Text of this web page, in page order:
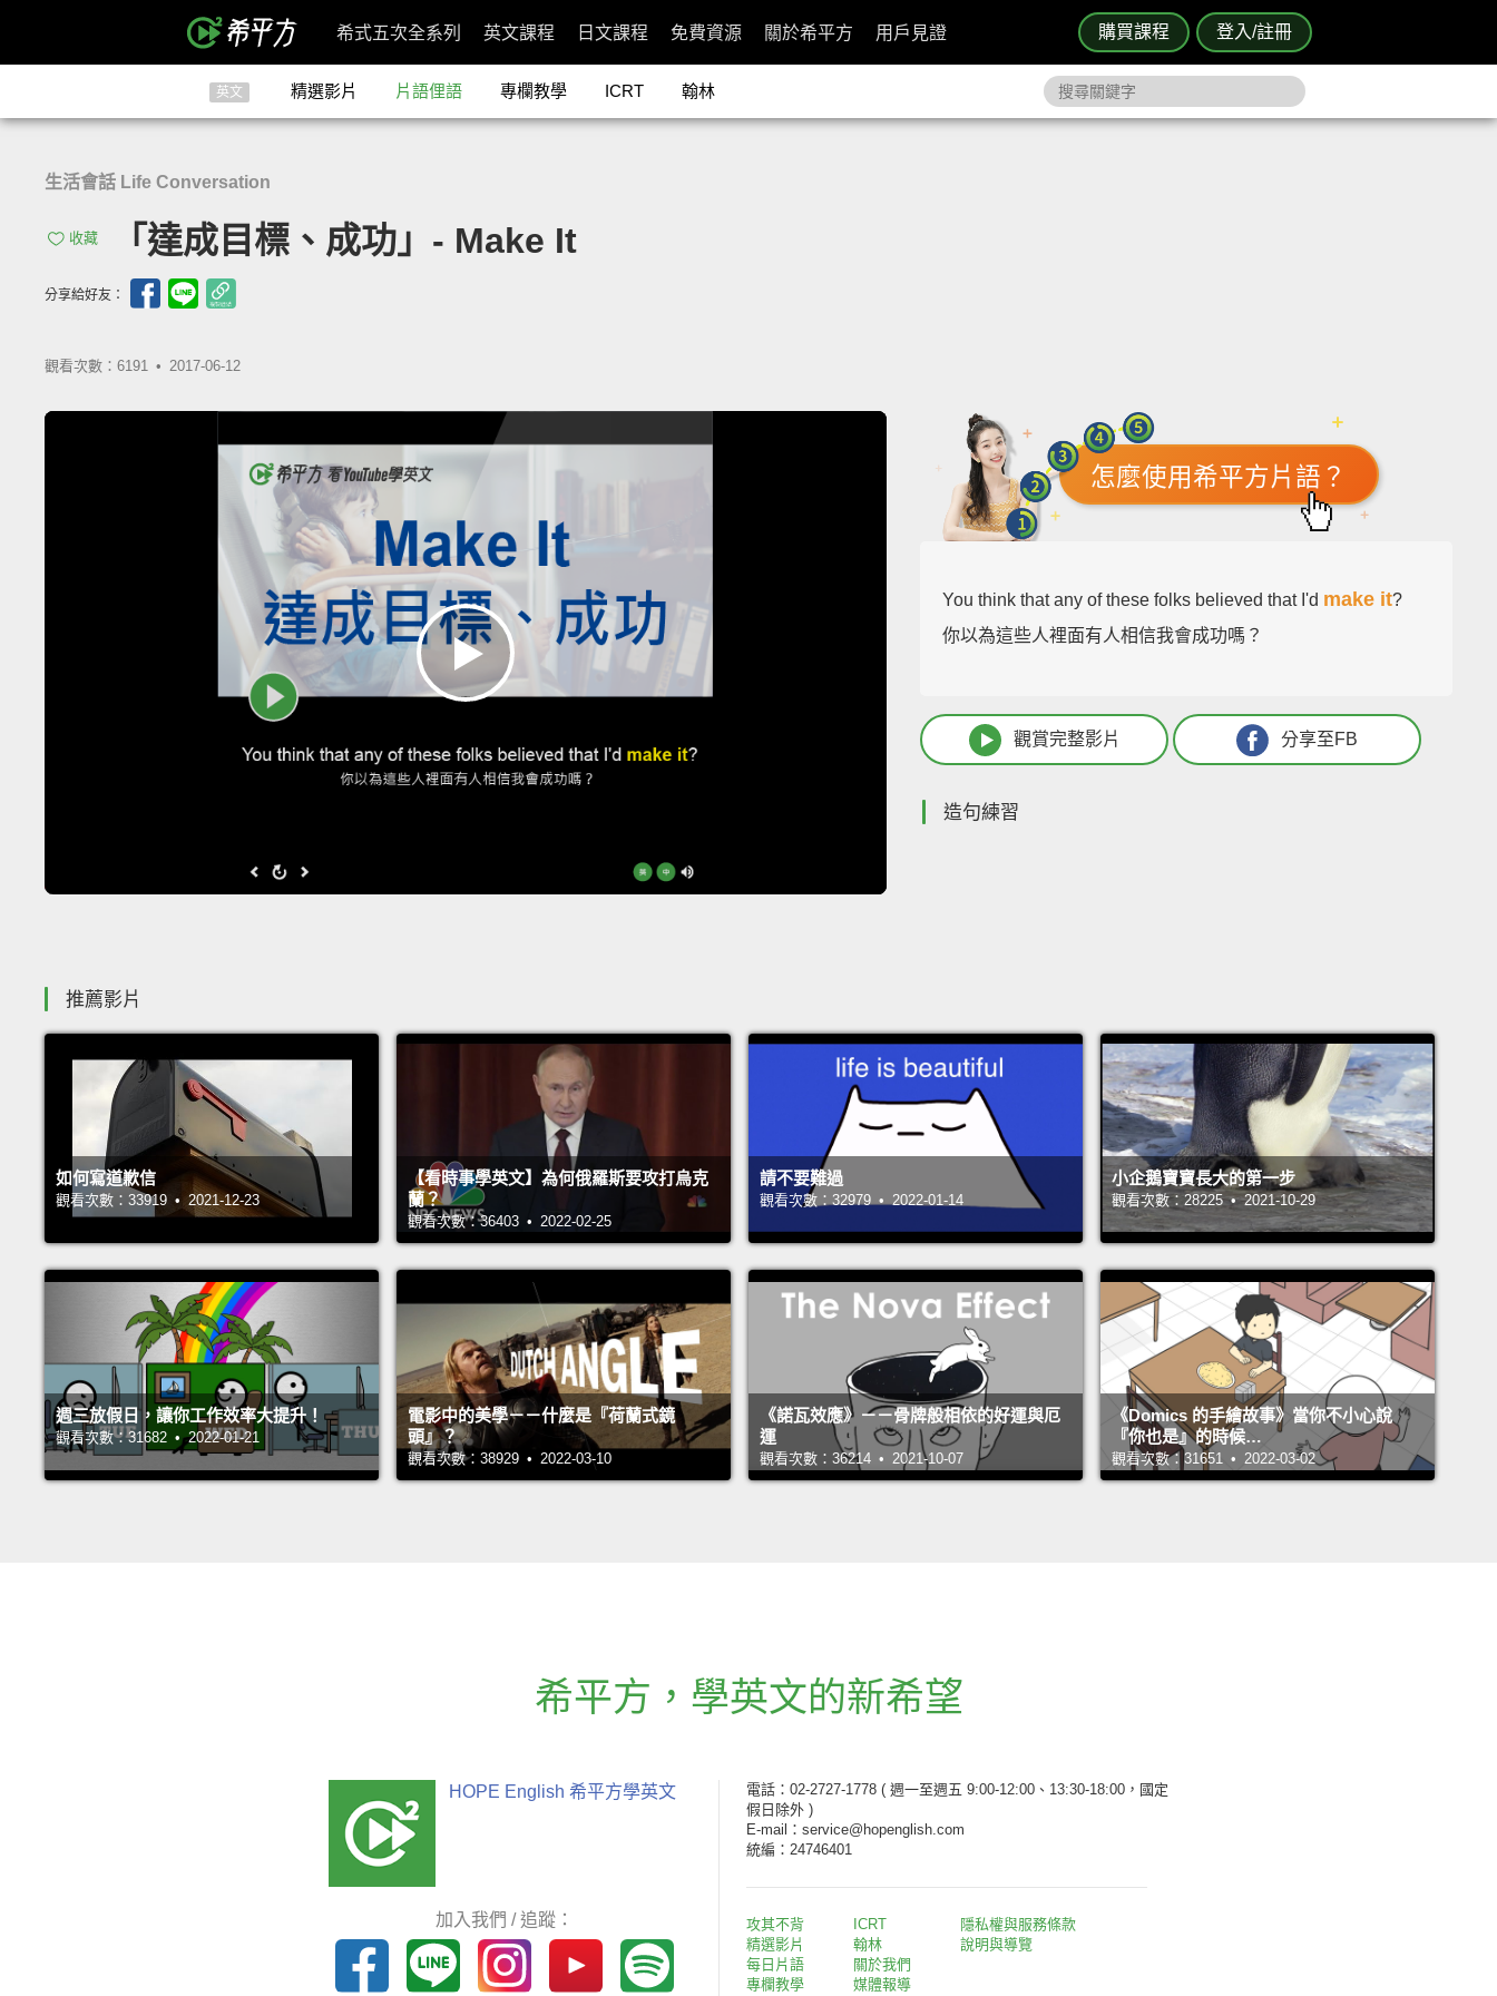
購買課程 登入/註冊
希式五次全系列 英文課程 日文課程 免費資源 關於希平方 用戶見證
英文 精選影片 片語俚語 專欄教學 ICRT 翰林
生活會話 Life Conversation
收藏 「達成目標、成功」- Make It
分享給好友：
觀看次數：6191 • 2017-06-12
怎麼使用希平方片語？
You think that any of these folks believed that I'd make it?
你以為這些人裡面有人相信我會成功嗎？
觀賞完整影片 分享至FB
造句練習
推薦影片
如何寫道歉信
觀看次數：33919 • 2021-12-23
【看時事學英文】為何俄羅斯要攻打烏克
蘭？
觀看次數：36403 • 2022-02-25
請不要難過
觀看次數：32979 • 2022-01-14
小企鵝寶寶長大的第一步
觀看次數：28225 • 2021-10-29
週三放假日，讓你工作效率大提升！
觀看次數：31682 • 2022-01-21
電影中的美學－－什麼是『荷蘭式鏡
頭』？
觀看次數：38929 • 2022-03-10
《諾瓦效應》－－骨牌般相依的好運與厄
運
觀看次數：36214 • 2021-10-07
《Domics 的手繪故事》當你不小心說
『你也是』的時候…
觀看次數：31651 • 2022-03-02
希平方 ， 學英文的新希望
HOPE English 希平方學英文
加入我們 / 追蹤：
電話：02-2727-1778 ( 週一至週五 9:00-12:00、13:30-18:00，國定
假日除外 )
E-mail：service@hopenglish.com
統編：24746401
攻其不背
精選影片
每日片語
專欄教學
ICRT
翰林
關於我們
媒體報導
隱私權與服務條款
說明與導覽